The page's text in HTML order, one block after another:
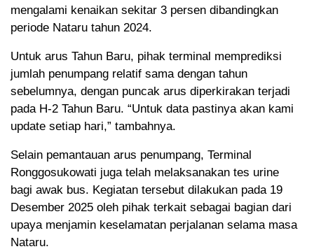
mengalami kenaikan sekitar 3 persen dibandingkan
periode Nataru tahun 2024.
Untuk arus Tahun Baru, pihak terminal memprediksi
jumlah penumpang relatif sama dengan tahun
sebelumnya, dengan puncak arus diperkirakan terjadi
pada H-2 Tahun Baru. “Untuk data pastinya akan kami
update setiap hari,” tambahnya.
Selain pemantauan arus penumpang, Terminal
Ronggosukowati juga telah melaksanakan tes urine
bagi awak bus. Kegiatan tersebut dilakukan pada 19
Desember 2025 oleh pihak terkait sebagai bagian dari
upaya menjamin keselamatan perjalanan selama masa
Nataru.